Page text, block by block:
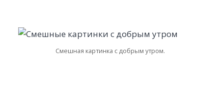
Смешная картинка с добрым утром.